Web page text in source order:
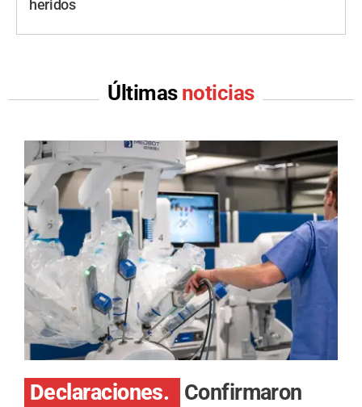
heridos
Últimas noticias
Declaraciones.
Confirmaron